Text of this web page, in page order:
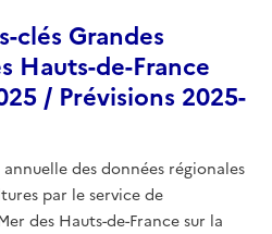
clés Grandes
Hauts-de-France
/ Prévisions 2025-
des données régionales
par le service de
des Hauts-de-France sur la